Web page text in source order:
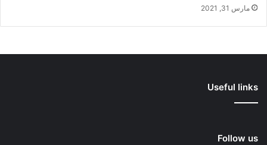
مارس 31, 2021
Useful links
Follow us